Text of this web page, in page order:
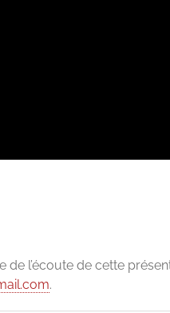
de l’écoute de cette
.